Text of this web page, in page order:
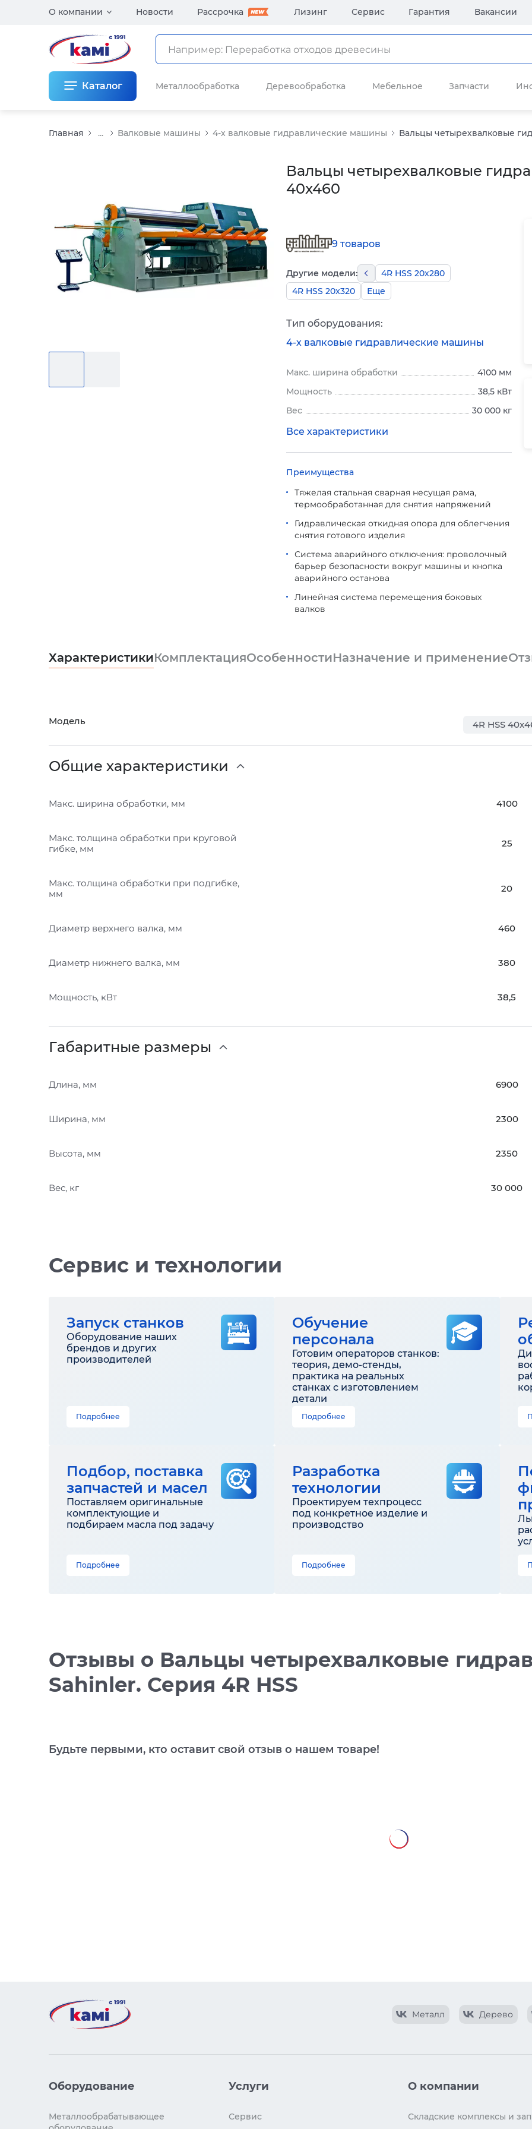
О компании Новости Рассрочка Лизинг Сервис Гарантия Вакансии
Каталог Металлообработка Деревообработка Мебельное Запчасти
Главная ... Валковые машины 4-х валковые гидравлические машины Вальцы четырехвалковые
Вальцы четырехвалковые
40x460
9 товаров
Другие модели:
4R HSS 20x280
4R HSS 20x320
Еще
Тип оборудования:
4-х валковые гидравлические машины
Макс. ширина обработки
4100 мм
Мощность
38,5 кВт
Вес
30 000 кг
Все характеристики
Преимущества
Тяжелая стальная сварная несущая рама,
термообработанная для снятия напряжений
Гидравлическая откидная опора для облегчения
снятия готового изделия
Система аварийного отключения: проволочный
барьер безопасности вокруг машины и кнопка
аварийного останова
Линейная система перемещения боковых
валков
ХарактеристикиКомплектацияОсобенностиНазначение и применение
Модель 4R HSS
Общие характеристики
Макс. ширина обработки, мм 4100
Макс. толщина обработки при круговой
гибке, мм
25
Макс. толщина обработки при подгибке,
мм
20
Диаметр верхнего валка, мм 460
Диаметр нижнего валка, мм 380
Мощность, кВт 38,5
Габаритные размеры
Длина, мм 6900
Ширина, мм 2300
Высота, мм 2350
Вес, кг 30 000
Сервис и технологии
Запуск станков
Оборудование наших
брендов и других
производителей
Подробнее
Обучение
персонала
Готовим операторов станков:
теория, демо-стенды,
практика на реальных
станках с изготовлением
детали
Подробнее
Подбор, поставка
запчастей и масел
Поставляем оригинальные
комплектующие и
подбираем масла под задачу
Подробнее
Разработка
технологии
Проектируем техпроцесс
под конкретное изделие и
производство
Подробнее
Отзывы о Вальцы четырехвалковые
Sahinler. Серия 4R HSS
Будьте первыми, кто оставит свой отзыв о нашем товаре!
Металл Дерево
Оборудование
Металлообрабатывающее
Услуги
Сервис
О компании
Складские комплексы и